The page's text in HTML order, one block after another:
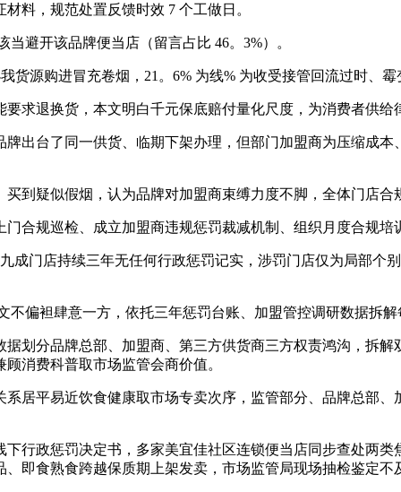
，规范处置反馈时效 7 个工做日。
开该品牌便当店（留言占比 46。3%）。
源购进冒充卷烟，21。6% 为线% 为收受接管回流过时、霉
退换货，本文明白千元保底赔付量化尺度，为消费者供给
台了同一供货、临期下架办理，但部门加盟商为压缩成本
疑似假烟，认为品牌对加盟商束缚力度不脚，全体门店合
规巡检、成立加盟商违规惩罚裁减机制、组织月度合规培
店持续三年无任何行政惩罚记实，涉罚门店仅为局部个
袒肆意一方，依托三年惩罚台账、加盟管控调研数据拆解
分品牌总部、加盟商、第三方供货商三方权责鸿沟，拆解
消费科普取市场监管会商价值。
平易近饮食健康取市场专卖次序，监管部分、品牌总部、
政惩罚决定书，多家美宜佳社区连锁便当店同步查处两类
即食熟食跨越保质期上架发卖，市场监管局现场抽检鉴定不